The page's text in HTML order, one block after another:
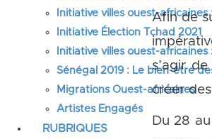
Initiative villes ouest-africaines
Initiative Élection Tchad 2021
Initiative villes ouest-africaines
Sénégal 2019 : Le bien-être
Migrations Ouest-africaines
Artistes Engagés
RUBRIQUES
Afin de
s’agir
créer
Du 28